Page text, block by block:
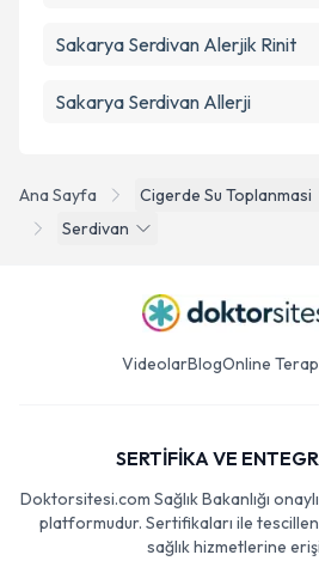
Ana Sayfa Cigerde Su Toplanmasi
Serdivan
Sakarya Serdivan Alerjik Rinit
Sakarya Serdivan Allerji
VideolarBlogOnline
SERTİFİKA VE
Doktorsitesi.com Sağlık Bakanlığı
platformudur. Sertifikaları ile
sağlık hizmetlerine